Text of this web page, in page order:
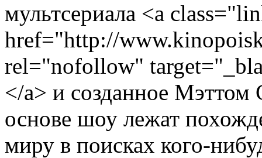
мультсериала <a
href="http://
rel="nofollow"
</a> и созданное
основе шоу лежат
миру в поисках кого-